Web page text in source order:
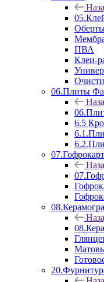
ПВА
Клеи-
06.Плиты
6.5